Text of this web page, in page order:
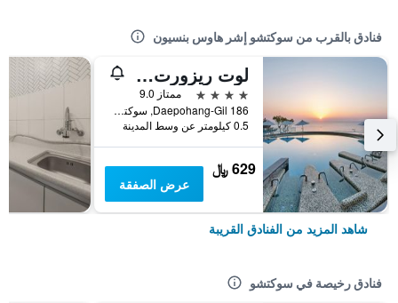
فنادق بالقرب من سوكتشو إشر هاوس بنسيون
لوت ريزورت سكوتشو
4 نجوم
ممتاز 9.0
186 Daepohang-Gil, سوكتشو, كوريا الجنوبية
0.5 كيلومتر عن وسط المدينة
629 ﷼
عرض الصفقة
شاهد المزيد من الفنادق القريبة
فنادق رخيصة في سوكتشو